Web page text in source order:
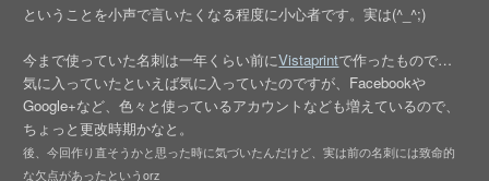
ということを小声で言いたくなる程度に小心者です。実は(^_^;)
今まで使っていた名刺は一年くらい前にVistaprintで作ったもので…
気に入っていたといえば気に入っていたのですが、Facebookや
Google+など、色々と使っているアカウントなども増えているので、
ちょっと更改時期かなと。
後、今回作り直そうかと思った時に気づいたんだけど、実は前の名刺には致命的
な欠点があったというorz